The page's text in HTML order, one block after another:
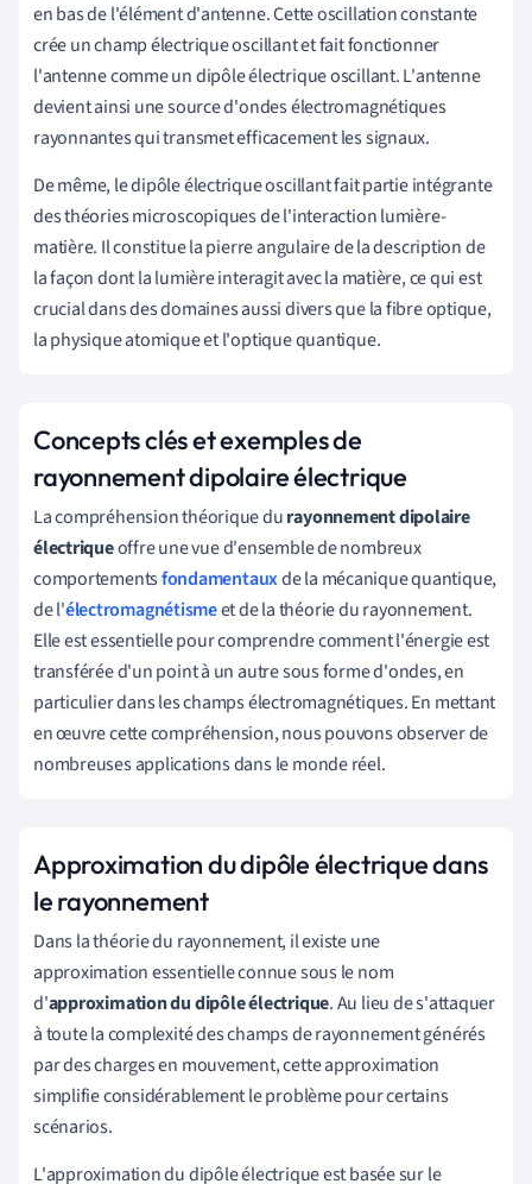
en bas de l'élément d'antenne. Cette oscillation constante
crée un champ électrique oscillant et fait fonctionner
l'antenne comme un dipôle électrique oscillant. L'antenne
devient ainsi une source d'ondes électromagnétiques
rayonnantes qui transmet efficacement les signaux.
De même, le dipôle électrique oscillant fait partie intégrante
des théories microscopiques de l'interaction lumière-
matière. Il constitue la pierre angulaire de la description de
la façon dont la lumière interagit avec la matière, ce qui est
crucial dans des domaines aussi divers que la fibre optique,
la physique atomique et l'optique quantique.
Concepts clés et exemples de
rayonnement dipolaire électrique
La compréhension théorique durayonnement dipolaire
électriqueoffre une vue d'ensemble de nombreux
comportementsfondamentauxde la mécanique quantique,
de l'électromagnétismeet de la théorie du rayonnement.
Elle est essentielle pour comprendre comment l'énergie est
transférée d'un point à un autre sous forme d'ondes, en
particulier dans les champs électromagnétiques. En mettant
en œuvre cette compréhension, nous pouvons observer de
nombreuses applications dans le monde réel.
Approximation du dipôle électrique dans
le rayonnement
Dans la théorie du rayonnement, il existe une
approximation essentielle connue sous le nom
d'approximation du dipôle électrique. Au lieu de s'attaquer
à toute la complexité des champs de rayonnement générés
par des charges en mouvement, cette approximation
simplifie considérablement le problème pour certains
scénarios.
L'approximation du dipôle électrique est basée sur le